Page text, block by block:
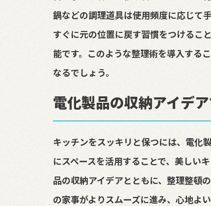
鍋などの調理道具は使用頻度に応じて
すぐに元の位置に戻す習慣をつけるこ
能です。このような整理術を導入する
なるでしょう。
電化製品の収納アイデ
キッチンをスッキリと保つには、電化
にスペースを活用することで、美しい
品の収納アイデアとともに、整理整頓
の家事がよりスムーズに進み、心地よ